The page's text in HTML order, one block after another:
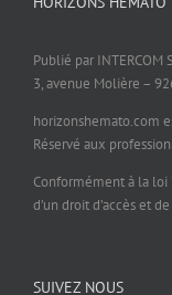
Publié par INTERCOM
3, avenue Molière –
horizonshemato.com
Réservé aux
Conformément à la
d’un droit d’accès et
SUIVEZ NOUS